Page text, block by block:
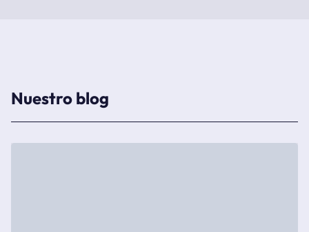
Nuestro blog